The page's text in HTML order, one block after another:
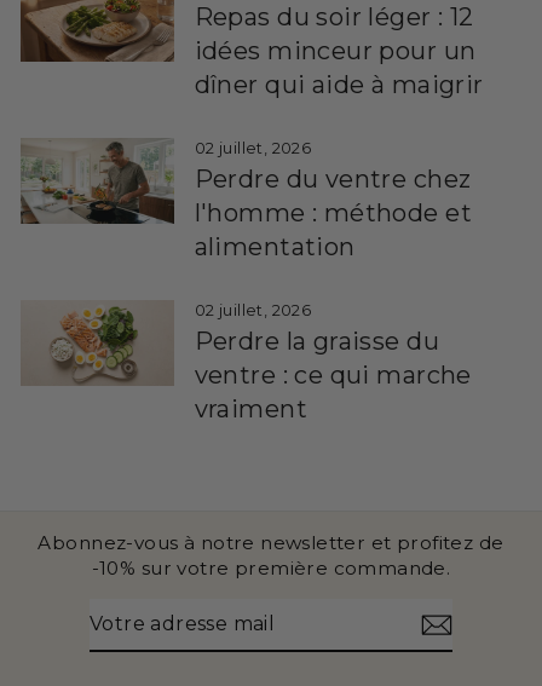
Repas du soir léger : 12
idées minceur pour un
dîner qui aide à maigrir
02 juillet, 2026
Perdre du ventre chez
l'homme : méthode et
alimentation
02 juillet, 2026
Perdre la graisse du
ventre : ce qui marche
vraiment
Abonnez-vous à notre newsletter et profitez de
-10% sur votre première commande.
ADRESSE